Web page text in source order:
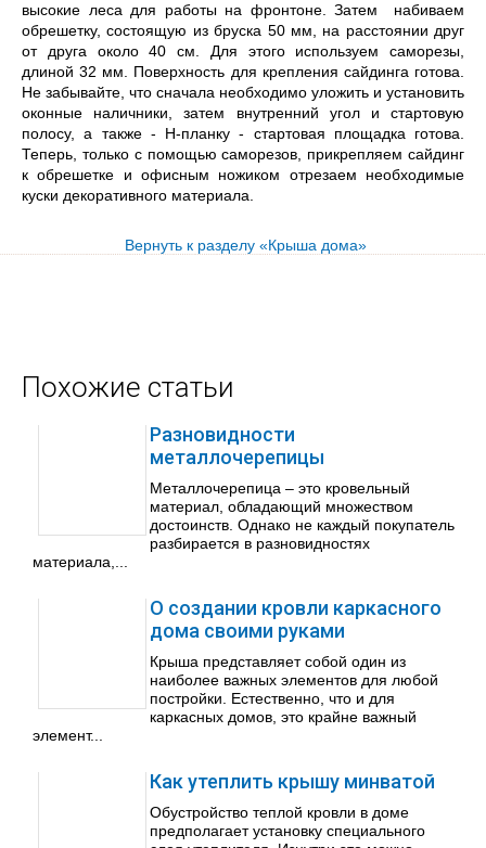
высокие леса для работы на фронтоне. Затем набиваем
обрешетку, состоящую из бруска 50 мм, на расстоянии друг
от друга около 40 см. Для этого используем саморезы,
длиной 32 мм. Поверхность для крепления сайдинга готова.
Не забывайте, что сначала необходимо уложить и установить
оконные наличники, затем внутренний угол и стартовую
полосу, а также - Н-планку - стартовая площадка готова.
Теперь, только с помощью саморезов, прикрепляем сайдинг
к обрешетке и офисным ножиком отрезаем необходимые
куски декоративного материала.
Вернуть к разделу «Крыша дома»
Похожие статьи
Разновидности
металлочерепицы
Металлочерепица – это кровельный
материал, обладающий множеством
достоинств. Однако не каждый покупатель
разбирается в разновидностях
материала,...
О создании кровли каркасного
дома своими руками
Крыша представляет собой один из
наиболее важных элементов для любой
постройки. Естественно, что и для
каркасных домов, это крайне важный
элемент...
Как утеплить крышу минватой
Обустройство теплой кровли в доме
предполагает установку специального